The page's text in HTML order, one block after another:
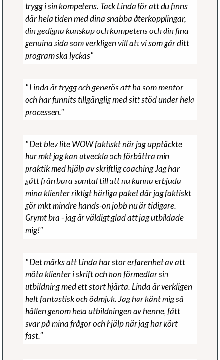
trygg i sin kompetens. Tack Linda för att du finns
där hela tiden med dina snabba återkopplingar,
din gedigna kunskap och kompetens och din fina
genuina sida som verkligen vill att vi som går ditt
program ska lyckas"
" Linda är trygg och generös att ha som mentor
och har funnits tillgänglig med sitt stöd under hela
processen."
" Det blev lite WOW faktiskt när jag upptäckte
hur mkt jag kan utveckla och förbättra min
praktik med hjälp av skriftlig coaching Jag har
gått från bara samtal till att nu kunna erbjuda
mina klienter riktigt härliga paket där jag faktiskt
gör mkt mindre hands-on jobb nu är tidigare.
Grymt bra - jag är väldigt glad att jag utbildade
mig!"
" Det märks att Linda har stor erfarenhet av att
möta klienter i skrift och hon förmedlar sin
utbildning med ett stort hjärta. Linda är verkligen
helt fantastisk och ödmjuk. Jag har känt mig så
hållen genom hela utbildningen av henne, fått
svar på mina frågor och hjälp när jag har kört
fast."